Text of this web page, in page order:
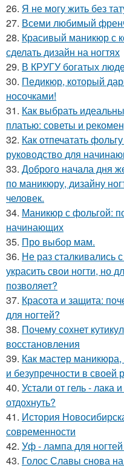
26. Я не могу жить без
27. Всеми любимый
28. Красивый маникюр с
сделать дизайн на ногтях
29. В КРУГУ богатых
30. Педикюр, который
носочками!
31. Как выбрать
платью: советы и
32. Как отпечатать
руководство для
33. Доброго начала дня
по маникюру, дизайну
человек.
34. Маникюр с фольгой:
начинающих
35. Про выбор мам.
36. Не раз сталкивались
украсить свои ногти, но
позволяет?
37. Красота и защита:
для ногтей?
38. Почему сохнет
восстановления
39. Как мастер маникюра,
и безупречности в своей
40. Устали от гель - лака
отдохнуть?
41. История
современности
42. Уф - лампа для
43. Голос Славы снова